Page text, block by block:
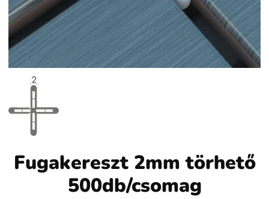
Fugakereszt 2mm törhető
500db/csomag